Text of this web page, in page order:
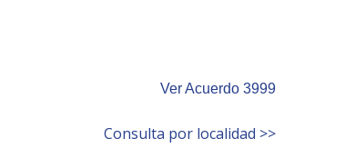
Ver Acuerdo 3999
Consulta por localidad >>